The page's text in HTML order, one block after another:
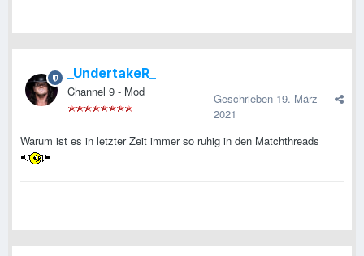
_UndertakeR_
Channel 9 - Mod Geschrieben 19. März
2021
Warum ist es in letzter Zeit immer so ruhig in den Matchthreads